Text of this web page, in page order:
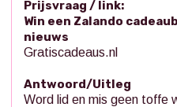
Prijsvraag / link:
Win een Zalando
nieuws
Gratiscadeaus.nl
Antwoord/Uitleg
Word lid en mis geen toffe